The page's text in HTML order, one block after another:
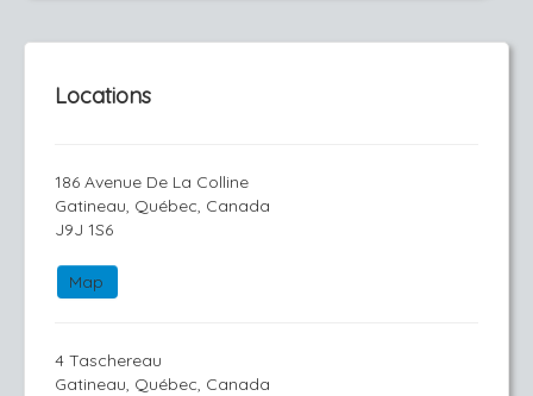
Locations
186 Avenue De La Colline
Gatineau, Québec, Canada
J9J 1S6
Map
4 Taschereau
Gatineau, Québec, Canada